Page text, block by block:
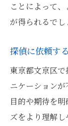
ことによって
が得られるでし
探偵に依頼す
東京都文京区
ニケーション
目的や期待を
ズをより理解